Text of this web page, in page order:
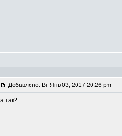
Добавлено: Вт Янв 03, 2017 20:26 pm
а так?